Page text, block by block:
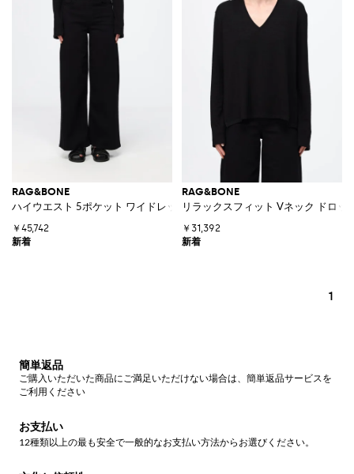
RAG&BONE
ハイウエスト 5ポケット ワイドレッグジーンズ コットンデニム
￥45,742
RAG&BONE
リラックスフィット Vネック ドロ
￥31,392
1
簡単返品
ご購入いただいた商品にご満足いただけない場合は、簡単返品サービスを
ご利用ください
お支払い
12種類以上の最も安全で一般的なお支払い方法からお選びください。